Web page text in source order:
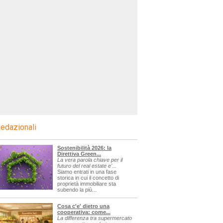
Sostenibilità 2026: la
Direttiva Green...
La vera parola chiave per il
futuro del real estate e'...
Siamo entrati in una fase
storica in cui il concetto di
proprietà immobiliare sta
subendo la più...
Cosa c'e' dietro una
cooperativa: come...
La differenza tra supermercato